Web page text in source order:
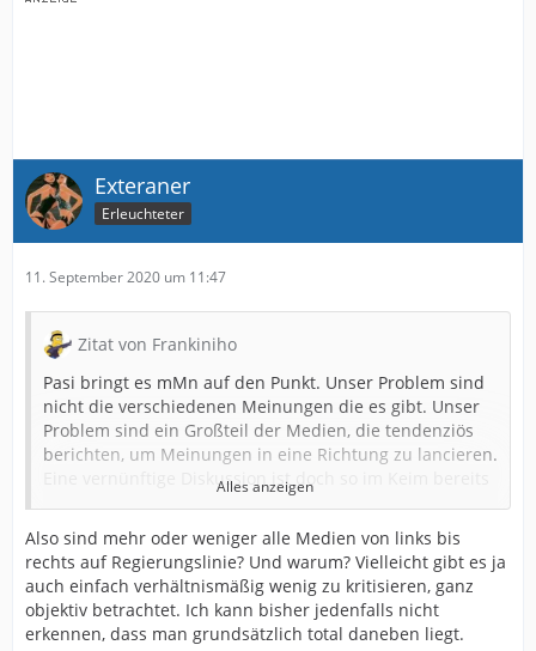
Exteraner
Erleuchteter
11. September 2020 um 11:47
Zitat von Frankiniho
Pasi bringt es mMn auf den Punkt. Unser Problem sind
nicht die verschiedenen Meinungen die es gibt. Unser
Problem sind ein Großteil der Medien, die tendenziös
berichten, um Meinungen in eine Richtung zu lancieren.
Eine vernünftige Diskussion ist doch so im Keim bereits
erstickt, da man den Zweifler bereits in eine Ecke
gepackt hat, in der man mit ihm nicht mehr diskutieren
muss.
Ein von mir bekanntes Pärchen (er hochrangiger Bänker,
sie Personalchefin eines großen Unternehmens mit
mehreren tausend Mitarbeitern) war in Berlin auf der
Alles anzeigen
Also sind mehr oder weniger alle Medien von links bis
rechts auf Regierungslinie? Und warum? Vielleicht gibt es ja
auch einfach verhältnismäßig wenig zu kritisieren, ganz
objektiv betrachtet. Ich kann bisher jedenfalls nicht
erkennen, dass man grundsätzlich total daneben liegt.